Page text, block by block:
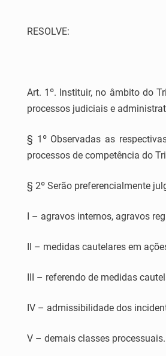
RESOLVE:
Art. 1º. Instituir, no âmbito do
processos judiciais e
§ 1º Observadas as
processos de competência do
§ 2º Serão preferencialmente
I – agravos internos, agravos
II – medidas cautelares em
III – referendo de medidas
IV – admissibilidade dos
V – demais classes processuais.